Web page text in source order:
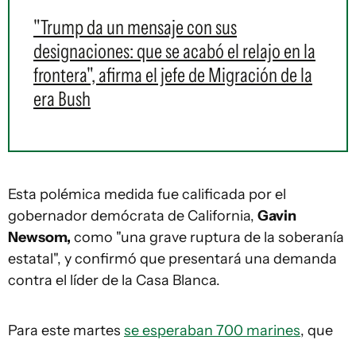
"Trump da un mensaje con sus
designaciones: que se acabó el relajo en la
frontera", afirma el jefe de Migración de la
era Bush
Esta polémica medida fue calificada por el
gobernador demócrata de California, Gavin
Newsom, como "una grave ruptura de la soberanía
estatal", y confirmó que presentará una demanda
contra el líder de la Casa Blanca.
Para este martes se esperaban 700 marines, que